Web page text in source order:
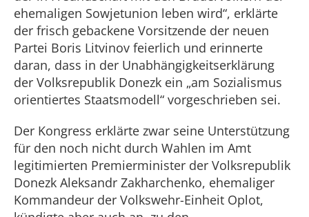
ehemaligen Sowjetunion leben wird“, erklärte
der frisch gebackene Vorsitzende der neuen
Partei Boris Litvinov feierlich und erinnerte
daran, dass in der Unabhängigkeitserklärung
der Volksrepublik Donezk ein „am Sozialismus
orientiertes Staatsmodell“ vorgeschrieben sei.
Der Kongress erklärte zwar seine Unterstützung
für den noch nicht durch Wahlen im Amt
legitimierten Premierminister der Volksrepublik
Donezk Aleksandr Zakharchenko, ehemaliger
Kommandeur der Volkswehr-Einheit Oplot,